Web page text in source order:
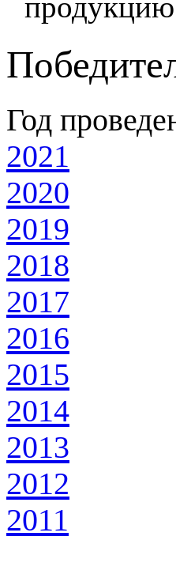
продукцию
Год
2021
2020
2019
2018
2017
2016
2015
2014
2013
2012
2011